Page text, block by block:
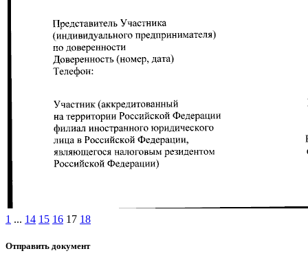
1 ... 14 15 16 17 18
Отправить документ